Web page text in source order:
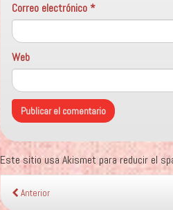
Correo electrónico *
Web
Este sitio usa Akismet para reducir el
Anterior